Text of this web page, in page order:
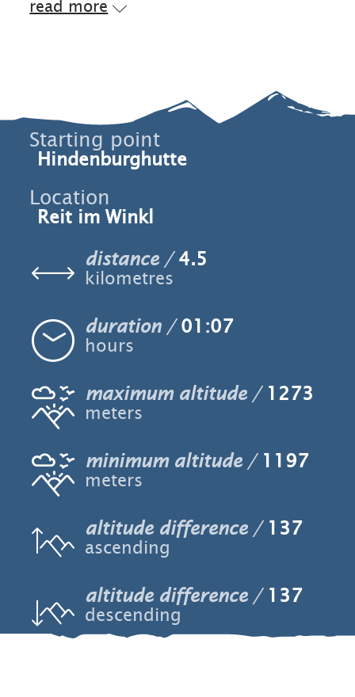
read more
Starting point
Hindenburghutte
Location
Reit im Winkl
distance
4.5
kilometres
duration 01:07
hours
maximum altitude 1273
meters
minimum altitude 1197
meters
altitude difference 137
ascending
altitude difference 137
descending